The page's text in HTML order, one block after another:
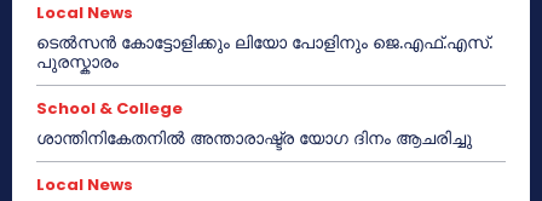
Local News
ടെൽസൻ കോട്ടോളിക്കും ലിയോ പോളിനും ജെ.എഫ്.എസ്.
പുരസ്കാരം
School & College
ശാന്തിനികേതനിൽ അന്താരാഷ്ട്ര യോഗ ദിനം ആചരിച്ചു
Local News